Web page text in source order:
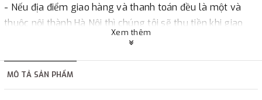
- Nếu địa điểm giao hàng và thanh toán đều là một và
thuộc nội thành Hà Nội thì chúng tôi sẽ thu tiền khi giao
hàng hoặc khách hàng đặt tiền trước một phần giá trị đơn
2. Thanh toán trực tiếp tại :
Xem thêm
MÔ TẢ SẢN PHẨM